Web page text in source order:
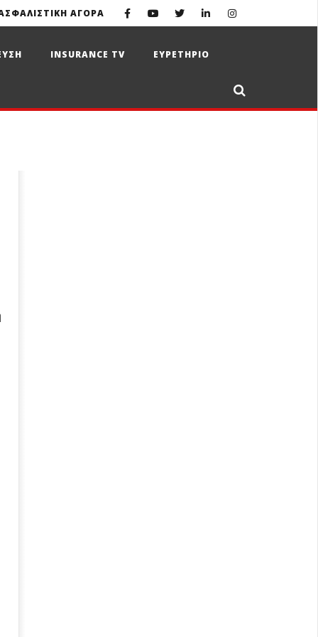
ΑΓΟΡΑ
INSURANCE TV ΕΥΡΕΤΗΡΙΟ